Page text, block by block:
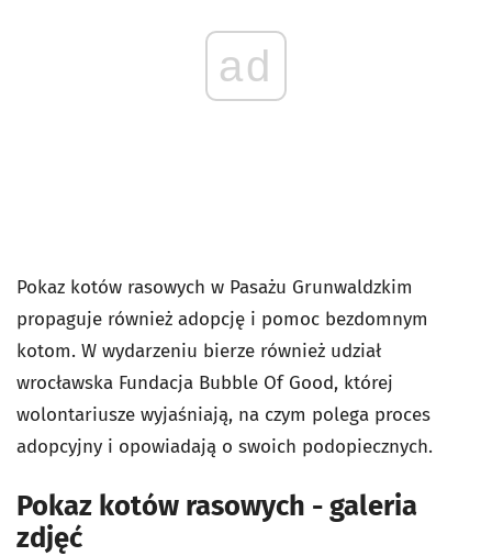
ad
Pokaz kotów rasowych w Pasażu Grunwaldzkim
propaguje również adopcję i pomoc bezdomnym
kotom. W wydarzeniu bierze również udział
wrocławska Fundacja Bubble Of Good, której
wolontariusze wyjaśniają, na czym polega proces
adopcyjny i opowiadają o swoich podopiecznych.
Pokaz kotów rasowych - galeria
zdjęć